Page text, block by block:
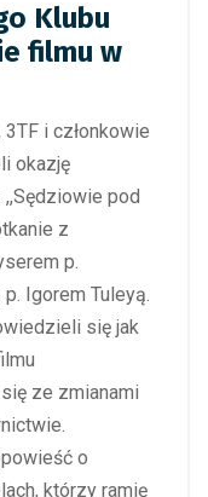
Klubu
filmu w
i członkowie
okazję
pod
z
p.
Igorem Tuleyą.
się jak
ze zmianami
o
którzy ramię